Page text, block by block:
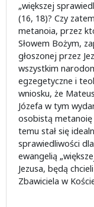
„większej
(16, 18)? Czy
metanoia, przez
Słowem Bożym,
głoszonej przez
wszystkim
egzegetyczne i
wniosku, że
Józefa w tym
osobistą metanoię
temu stał się
sprawiedliwości
ewangelią
Jezusa, będą
Zbawiciela w